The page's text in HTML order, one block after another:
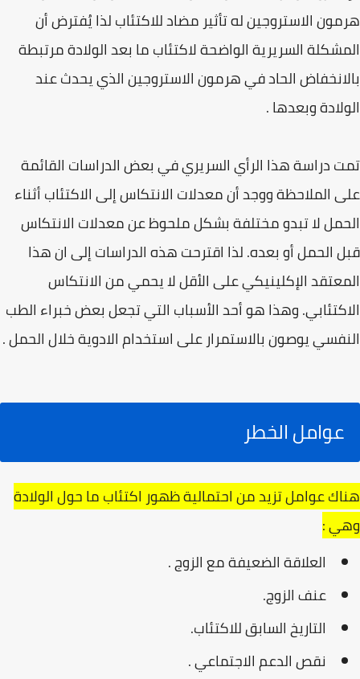
هرمون الاستروجين له تأثير مضاد للاكتئاب لذا يُفترض أن
المشكلة السريرية الواضحة لاكتئاب ما بعد الولادة مرتبطة
بالانخفاض الحاد في هرمون الاستروجين الذي يحدث عند
الولادة وبعدها .
تمت دراسة هذا الرأي السريري في بعض الدراسات القائمة
على الملاحظة ووجد أن معدلات الانتكاس إلى الاكتئاب أثناء
الحمل لا تبدو مختلفة بشكل ملحوظ عن معدلات الانتكاس
قبل الحمل أو بعده. لذا اقترحت هذه الدراسات إلى ان هذا
المعتقد الإكلينيكي على الأقل لا يحمي من الانتكاس
الاكتئابي. وهذا هو أحد الأسباب التي تجعل بعض خبراء الطب
النفسي يوصون بالاستمرار على استخدام الادوية خلال الحمل .
عوامل الخطر
هناك عوامل تزيد من احتمالية ظهور اكتئاب ما حول الولادة
وهي :
العلاقة الضعيفة مع الزوج .
عنف الزوج.
التاريخ السابق للاكتئاب.
نقص الدعم الاجتماعي .